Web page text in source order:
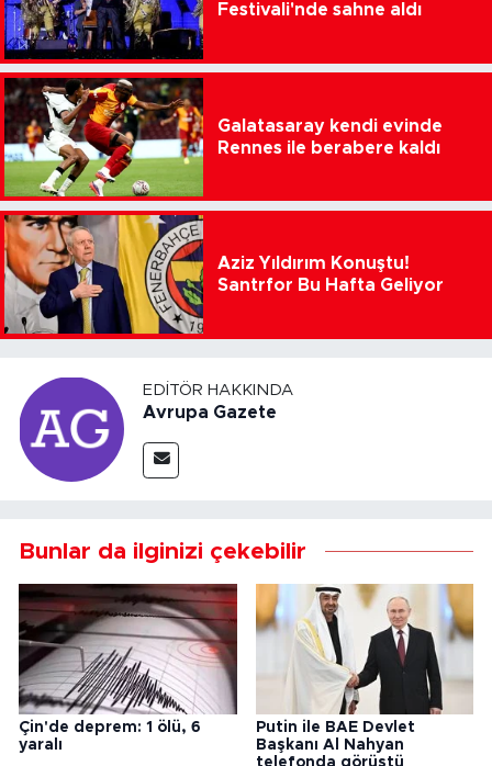
Festivali'nde sahne aldı
Galatasaray kendi evinde
Rennes ile berabere kaldı
Aziz Yıldırım Konuştu!
Santrfor Bu Hafta Geliyor
EDITÖR HAKKINDA
Avrupa Gazete
Bunlar da ilginizi çekebilir
Çin'de deprem: 1 ölü, 6
yaralı
Putin ile BAE Devlet
Başkanı Al Nahyan
telefonda görüştü